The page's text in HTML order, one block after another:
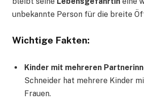
unbekannte Person für die breite
Wichtige Fakten:
Kinder mit mehreren
Schneider hat mehrere Kinder
Frauen.